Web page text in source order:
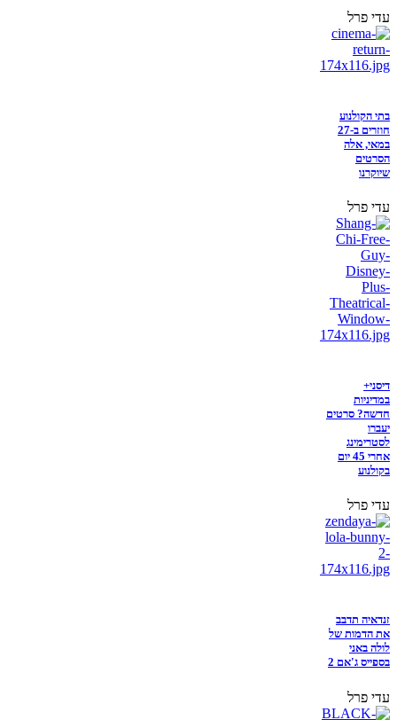
עדי פרל
בתי הקולנוע
חוזרים ב-27
במאי, אלה
הסרטים
שיוקרנו
עדי פרל
דיסני+
במדיניות
חדשה? סרטים
יעברו
לסטרימינג
אחרי 45 יום
בקולנוע
עדי פרל
זנדאיה תדבב
את הדמות של
לולה באני
בספייס ג'אם 2
עדי פרל